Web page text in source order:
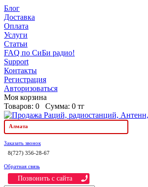
Блог
Доставка
Оплата
Услуги
Статьи
FAQ по СиБи радио!
Support
Контакты
Регистрация
Авторизоваться
Моя корзина
Товаров: 0 Сумма: 0 тг
Алмата
Заказать звонок
8(727) 356-28-67
Обратная связь
Позвонить c сайта